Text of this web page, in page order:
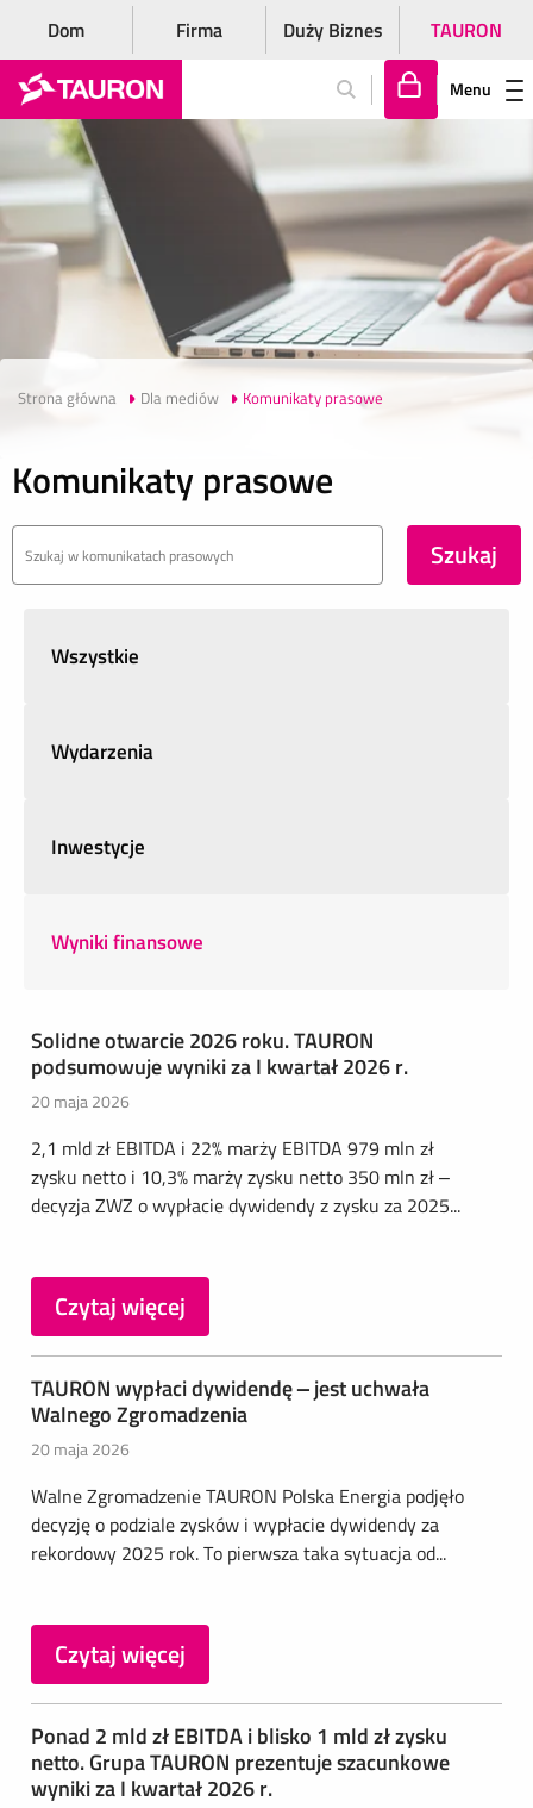
Dom Firma Duży Biznes TAURON
lo
gu
j
si
ę
Menu
Strona główna Dla mediów Komunikaty prasowe
Komunikaty prasowe
Wszystkie
Wydarzenia
Inwestycje
Wyniki finansowe
Solidne otwarcie 2026 roku. TAURON
podsumowuje wyniki za I kwartał 2026 r.
20 maja 2026
2,1 mld zł EBITDA i 22% marży EBITDA 979 mln zł
zysku netto i 10,3% marży zysku netto 350 mln zł –
decyzja ZWZ o wypłacie dywidendy z zysku za 2025...
Czytaj więcej
TAURON wypłaci dywidendę – jest uchwała
Walnego Zgromadzenia
20 maja 2026
Walne Zgromadzenie TAURON Polska Energia podjęło
decyzję o podziale zysków i wypłacie dywidendy za
rekordowy 2025 rok. To pierwsza taka sytuacja od...
Czytaj więcej
Ponad 2 mld zł EBITDA i blisko 1 mld zł zysku
netto. Grupa TAURON prezentuje szacunkowe
wyniki za I kwartał 2026 r.